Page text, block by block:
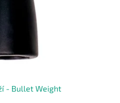
- Bullet Weight